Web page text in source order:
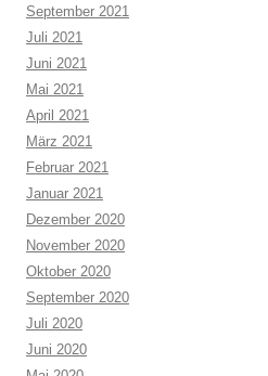
September 2021
Juli 2021
Juni 2021
Mai 2021
April 2021
März 2021
Februar 2021
Januar 2021
Dezember 2020
November 2020
Oktober 2020
September 2020
Juli 2020
Juni 2020